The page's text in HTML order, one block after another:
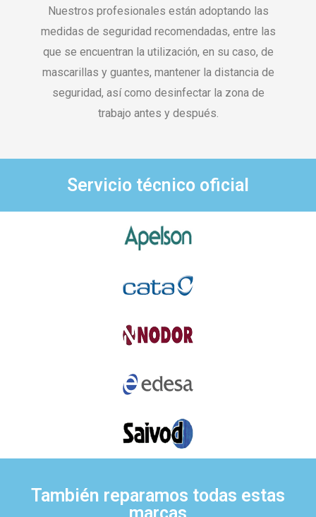
Nuestros profesionales están adoptando las
medidas de seguridad recomendadas, entre las
que se encuentran la utilización, en su caso, de
mascarillas y guantes, mantener la distancia de
seguridad, así como desinfectar la zona de
trabajo antes y después.
Servicio técnico oficial
También reparamos todas estas
marcas